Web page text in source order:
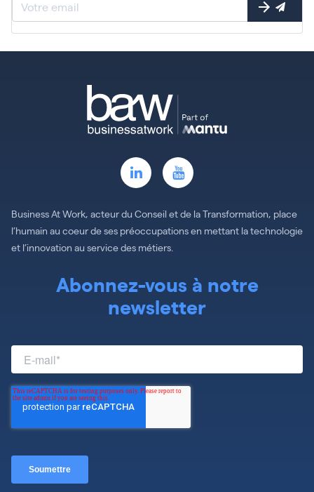
Business At Work, acteur du Conseil et de la Transformation, place
l’humain au coeur de ses préoccupations en mettant la technologie
et l’innovation au service des métiers.
Abonnez-vous à notre
newsletter